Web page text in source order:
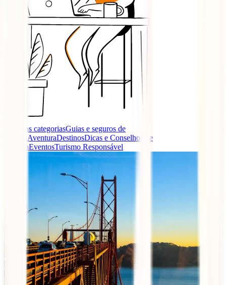
Todas as categoriasGuias e seguros de
AventuraDestinosDicas e Conselhos de
ViagemEventosTurismo Responsável